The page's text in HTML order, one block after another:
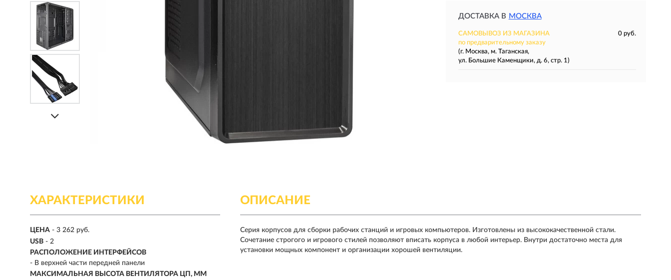
ДОСТАВКА В МОСКВА
САМОВЫВОЗ ИЗ МАГАЗИНА
0 руб.
по предварительному заказу
(г. Москва, м. Таганская,
ул. Большие Каменщики, д. 6, стр. 1)
ХАРАКТЕРИСТИКИ
ЦЕНА - 3 262 руб.
USB - 2
РАСПОЛОЖЕНИЕ ИНТЕРФЕЙСОВ
- В верхней части передней панели
МАКСИМАЛЬНАЯ ВЫСОТА ВЕНТИЛЯТОРА ЦП, ММ
ОПИСАНИЕ
Серия корпусов для сборки рабочих станций и игровых компьютеров. Изготовлены из высококачественной стали.
Сочетание строгого и игрового стилей позволяют вписать корпуса в любой интерьер. Внутри достаточно места для
установки мощных компонент и организации хорошей вентиляции.